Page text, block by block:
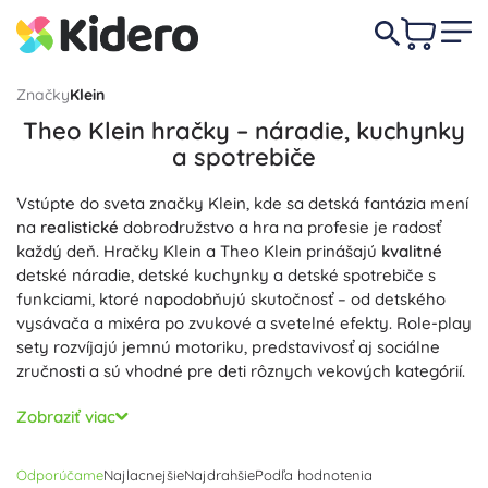
ZnačkyKlein
Theo Klein hračky – náradie, kuchynky
a spotrebiče
Vstúpte do sveta značky Klein, kde sa detská fantázia mení
na realistické dobrodružstvo a hra na profesie je radosť
každý deň. Hračky Klein a Theo Klein prinášajú kvalitné
detské náradie, detské kuchynky a detské spotrebiče s
funkciami, ktoré napodobňujú skutočnosť – od detského
vysávača a mixéra po zvukové a svetelné efekty. Role-play
sety rozvíjajú jemnú motoriku, predstavivosť aj sociálne
zručnosti a sú vhodné pre deti rôznych vekových kategórií.
Každý produkt je navrhnutý s dôrazom na
materiály, ergonómiu a
detské náradie alebo Miele detské spotrebiče, ponúkajú
Zobraziť viac
OdporúčameNajlacnejšieNajdrahšiePodľa hodnotenia